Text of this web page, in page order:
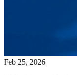
Feb 25, 2026